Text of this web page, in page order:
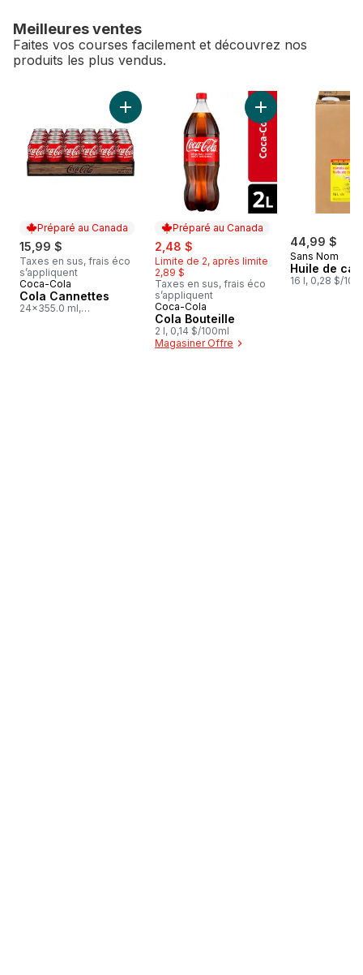
Meilleures ventes
Faites vos courses facilement et découvrez nos
produits les plus vendus.
sauter Meilleures ventes
Préparé au Canada
15,99 $
Taxes en sus, frais éco
s’appliquent
Préparé au Canada
Coca-Cola
Cola Cannettes
24x355.0 ml,
Ajouter Cola Cannettes au panier
Préparé au Canada
sale:
2,48 $
Limite de 2, après limite
2,89 $
Taxes en sus, frais éco
s’appliquent
Préparé au Canada
Coca-Cola
Cola Bouteille
2 l, 0,14 $/100ml
Magasiner Offre
Ajouter Cola
44,99 $
Sans Nom
Huile de
16 l, 0,28 $/